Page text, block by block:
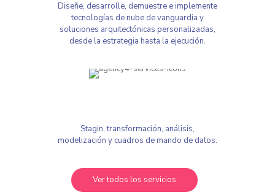
Diseñe, desarrolle, demuestre e implemente
tecnologías de nube de vanguardia y
soluciones arquitectónicas personalizadas,
desde la estrategia hasta la ejecución.
Stagin, transformación, análisis,
modelización y cuadros de mando de datos.
Ver todos los servicios